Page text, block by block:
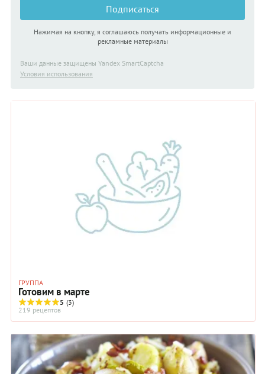
Подписаться
Нажимая на кнопку, я соглашаюсь получать информационные и
рекламные материалы
Ваши данные защищены Yandex SmartCaptcha
Условия использования
ГРУППА
Готовим в марте
5 (3)
219 рецептов